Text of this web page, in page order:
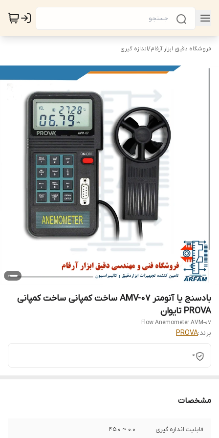
فروشگاه دقیق ابزار آرفام/اندازه گیری
بادسنج یا آنومتر AMV-07 ساخت کمپانی ساخت کمپانی
PROVA تایوان
Flow Anemometer AVM-07
برند:PROVA
0
مشخصات
قابلیت اندازه گیری
0.0 ~ 45.0